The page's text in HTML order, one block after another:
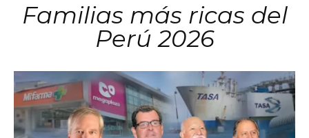
Familias más ricas del
Perú 2026